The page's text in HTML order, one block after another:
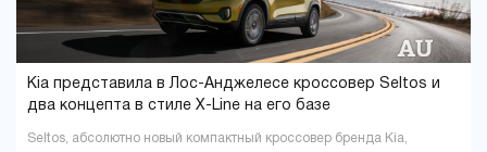
Kia представила в Лос-Анджелесе кроссовер Seltos и
два концепта в стиле X-Line на его базе
Seltos, абсолютно новый компактный кроссовер бренда Kia,